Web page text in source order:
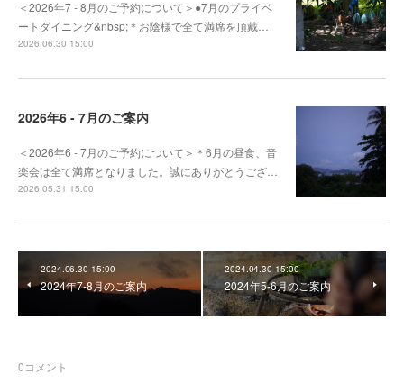
＜2026年7 - 8月のご予約について＞●7月のプライベ
ートダイニング&nbsp;＊お陰様で全て満席を頂戴…
2026.06.30 15:00
2026年6 - 7月のご案内
＜2026年6 - 7月のご予約について＞＊6月の昼食、音
楽会は全て満席となりました。誠にありがとうござ…
2026.05.31 15:00
2024.06.30 15:00
2024年7-8月のご案内
2024.04.30 15:00
2024年5-6月のご案内
0コメント